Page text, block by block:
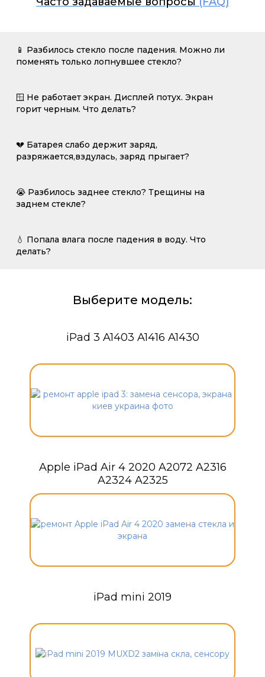
📱 Разбилось стекло после падения. Можно ли
поменять только лопнувшее стекло?
🪟 Не работает экран. Дисплей потух. Экран
горит черным. Что делать?
💔 Батарея слабо держит заряд,
разряжается,вздулась, заряд прыгает?
😭 Разбилось заднее стекло? Трещины на
заднем стекле?
💧 Попала влага после падения в воду. Что
делать?
Выберите модель:
iPad 3 A1403 A1416 A1430
Apple iPad Air 4 2020 A2072 A2316
A2324 A2325
iPad mini 2019